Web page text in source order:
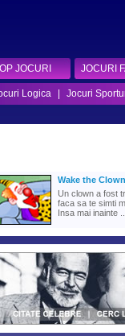
JOCURI JOCURI
Logica
Jocuri
Wake the Clown
Un clown a fost
faca sa te simti
Insa mai inainte